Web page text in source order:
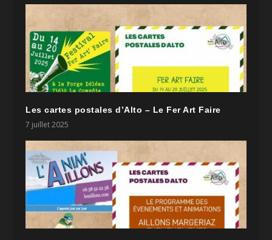
Les cartes postales d’Alto – Le Fer Art Faire
7 juillet 2025